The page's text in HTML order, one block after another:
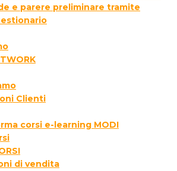
e parere preliminare tramite
Clienti
corsi e-learning MODI
di vendita